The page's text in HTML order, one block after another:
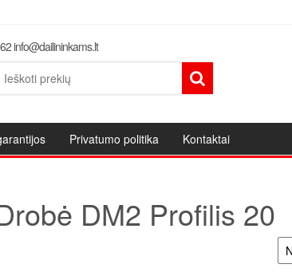
info@dailininkams.lt
Privatumo politika Kontaktai
DM2 Profilis 20